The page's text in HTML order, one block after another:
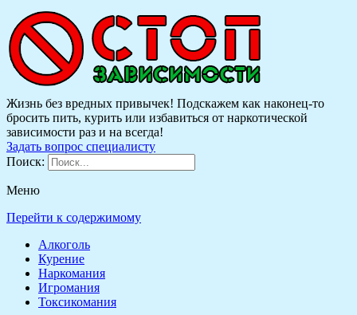
Жизнь без вредных привычек! Подскажем как наконец-то
бросить пить, курить или избавиться от наркотической
зависимости раз и на всегда!
Задать вопрос специалисту
Поиск:
Меню
Перейти к содержимому
Алкоголь
Курение
Наркомания
Игромания
Токсикомания